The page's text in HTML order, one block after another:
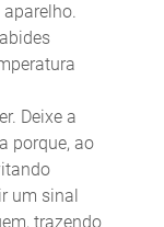
Deixe a
porque, ao
um sinal
trazendo